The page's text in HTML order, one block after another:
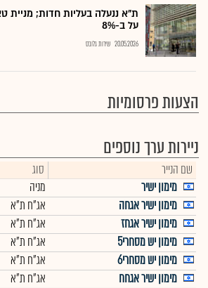
על ב-8%
20.05.2026 שירות גלובס
הצעות פרסומיות
ניירות ערך נוספים
שם הנייר סוג
מימון ישיר
מניה
מימון ישיר אגחה
אג"ח ת"א
מימון ישיר אגחז
אג"ח ת"א
מימון יש מסחרי5
אג"ח ת"א
מימון יש מסחרי6
אג"ח ת"א
מימון ישיר אגחח
אג"ח ת"א